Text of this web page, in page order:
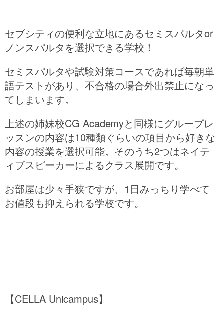
セブシティの便利な立地にあるセミスパルタor
ノンスパルタを選択できる学校！
セミスパルタや試験対策コースであれば毎朝単
語テストがあり、不合格の場合外出禁止になっ
てしまいます。
上述の姉妹校CG Academyと同様にグループレ
ッスンの内容は10種類ぐらいの項目から好きな
内容の授業を選択可能。そのうち2つはネイテ
ィブスピーカーによるクラス展開です。
お部屋は少々手狭ですが、1日みっちり学べて
お値段も抑えられる学校です。
【CELLA Unicampus】